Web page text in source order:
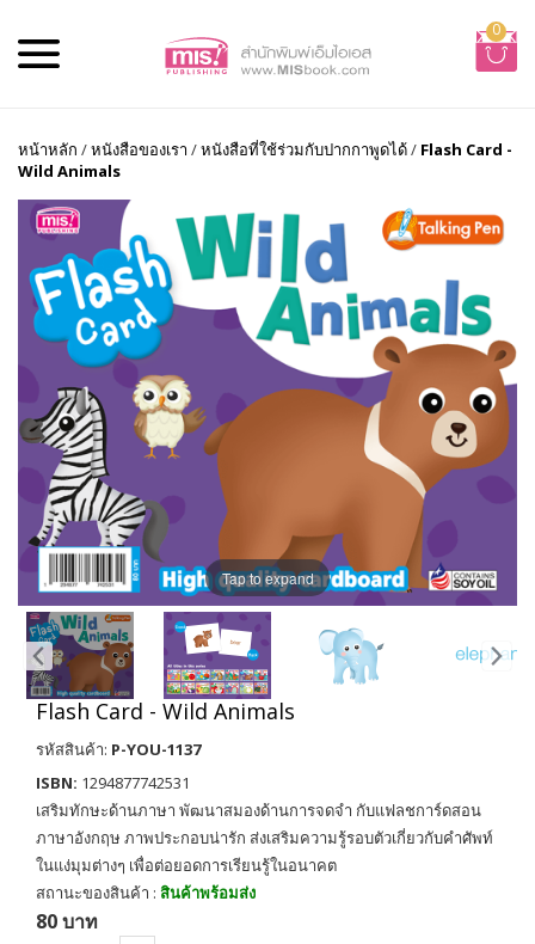
0
หน้าหลัก /หนังสือของเรา /หนังสือที่ใช้ร่วมกับปากกาพูดได้/ Flash Card -
Wild Animals
Tap to expand
Flash Card - Wild Animals
รหัสสินค้า: P-YOU-1137
ISBN: 1294877742531
เสริมทักษะด้านภาษา พัฒนาสมองด้านการจดจำ กับแฟลชการ์ดสอน
ภาษาอังกฤษ ภาพประกอบน่ารัก ส่งเสริมความรู้รอบตัวเกี่ยวกับคำศัพท์
ในแง่มุมต่างๆ เพื่อต่อยอดการเรียนรู้ในอนาคต
สถานะของสินค้า : สินค้าพร้อมส่ง
80 บาท